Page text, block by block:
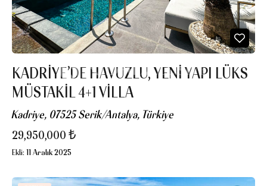
KADRIYE’DE HAVUZLU, YENI YAPI LÜKS
MÜSTAKIL 4+1 VILLA
Kadriye, 07525 Serik/Antalya, Türkiye
29,950,000 ₺
Ekli: 11 Aralık 2025